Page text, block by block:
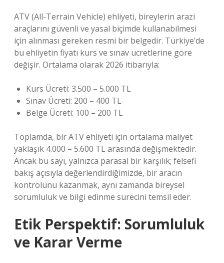
ATV (All-Terrain Vehicle) ehliyeti, bireylerin arazi
araçlarını güvenli ve yasal biçimde kullanabilmesi
için alınması gereken resmi bir belgedir. Türkiye’de
bu ehliyetin fiyatı kurs ve sınav ücretlerine göre
değişir. Ortalama olarak 2026 itibarıyla:
Kurs Ücreti: 3.500 – 5.000 TL
Sınav Ücreti: 200 – 400 TL
Belge Ücreti: 100 – 200 TL
Toplamda, bir ATV ehliyeti için ortalama maliyet
yaklaşık 4.000 – 5.600 TL arasında değişmektedir.
Ancak bu sayı, yalnızca parasal bir karşılık; felsefi
bakış açısıyla değerlendirdiğimizde, bir aracın
kontrolünü kazanmak, aynı zamanda bireysel
sorumluluk ve bilgi edinme sürecini temsil eder.
Etik Perspektif: Sorumluluk
ve Karar Verme